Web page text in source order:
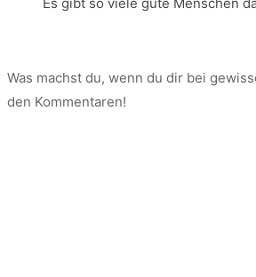
Was machst du, wenn du dir bei
den Kommentaren!